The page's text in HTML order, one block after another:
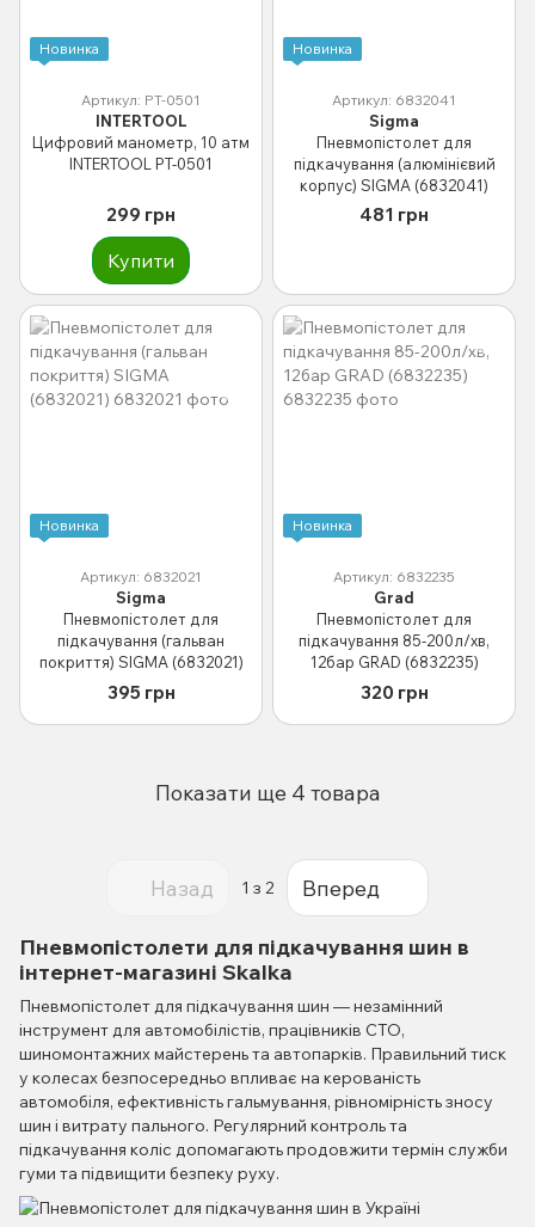
Новинка
Артикул: PT-0501
INTERTOOL
Цифровий манометр, 10 атм
INTERTOOL PT-0501
299 грн
Купити
Новинка
Артикул: 6832041
Sigma
Пневмопістолет для
підкачування (алюмінієвий
корпус) SIGMA (6832041)
481 грн
Новинка
Артикул: 6832021
Sigma
Пневмопістолет для
підкачування (гальван
покриття) SIGMA (6832021)
395 грн
Новинка
Артикул: 6832235
Grad
Пневмопістолет для
підкачування 85-200л/хв,
12бар GRAD (6832235)
320 грн
Показати ще 4 товара
Назад 1 з 2 Вперед
Пневмопістолети для підкачування шин в
інтернет-магазині Skalka
Пневмопістолет для підкачування шин — незамінний
інструмент для автомобілістів, працівників СТО,
шиномонтажних майстерень та автопарків. Правильний тиск
у колесах безпосередньо впливає на керованість
автомобіля, ефективність гальмування, рівномірність зносу
шин і витрату пального. Регулярний контроль та
підкачування коліс допомагають продовжити термін служби
гуми та підвищити безпеку руху.